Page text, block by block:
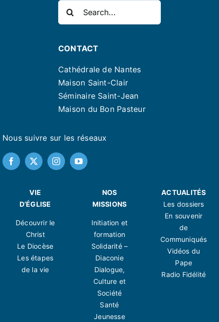
Nous suivre sur les réseaux
CONTACT
Cathédrale de Nantes
Maison Saint-Clair
Séminaire Saint-Jean
Maison du Bon Pasteur
VIE
D’ÉGLISE
Découvrir le
Christ
Le Diocèse
Les étapes
de la vie
NOS
MISSIONS
Initiation et
formation
Solidarité –
Diaconie
Dialogue,
Culture et
Société
Santé
Jeunesse
ACTUALITÉS
Les dossiers
En souvenir
de
Communiqués
Vidéos du
Pape
Radio Fidélité